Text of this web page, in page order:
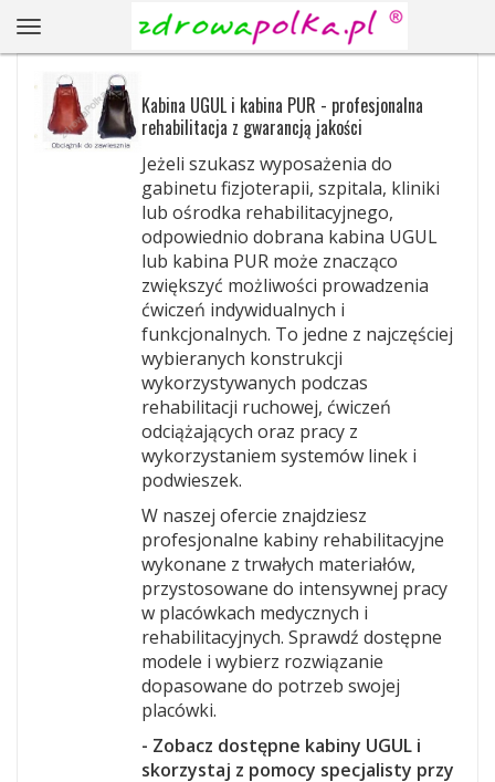
Kabina UGUL i kabina PUR - profesjonalna
rehabilitacja z gwarancją jakości
Jeżeli szukasz wyposażenia do
gabinetu fizjoterapii, szpitala, kliniki
lub ośrodka rehabilitacyjnego,
odpowiednio dobrana kabina UGUL
lub kabina PUR może znacząco
zwiększyć możliwości prowadzenia
ćwiczeń indywidualnych i
funkcjonalnych. To jedne z najczęściej
wybieranych konstrukcji
wykorzystywanych podczas
rehabilitacji ruchowej, ćwiczeń
odciążających oraz pracy z
wykorzystaniem systemów linek i
podwieszek.
W naszej ofercie znajdziesz
profesjonalne kabiny rehabilitacyjne
wykonane z trwałych materiałów,
przystosowane do intensywnej pracy
w placówkach medycznych i
rehabilitacyjnych. Sprawdź dostępne
modele i wybierz rozwiązanie
dopasowane do potrzeb swojej
placówki.
- Zobacz dostępne kabiny UGUL i
skorzystaj z pomocy specjalisty przy